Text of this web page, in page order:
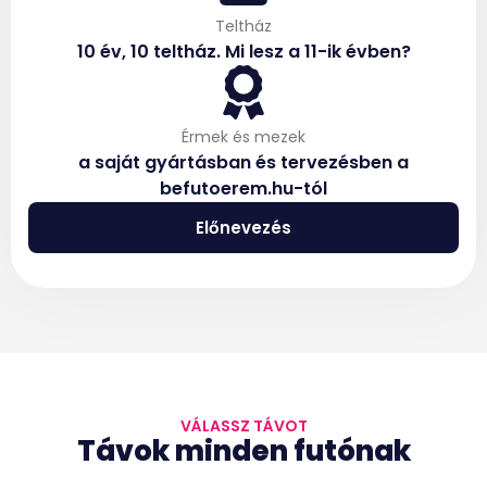
Teltház
10 év, 10 teltház. Mi lesz a 11-ik évben?
Érmek és mezek
a saját gyártásban és tervezésben a
befutoerem.hu-tól
Előnevezés
VÁLASSZ TÁVOT
Távok minden futónak